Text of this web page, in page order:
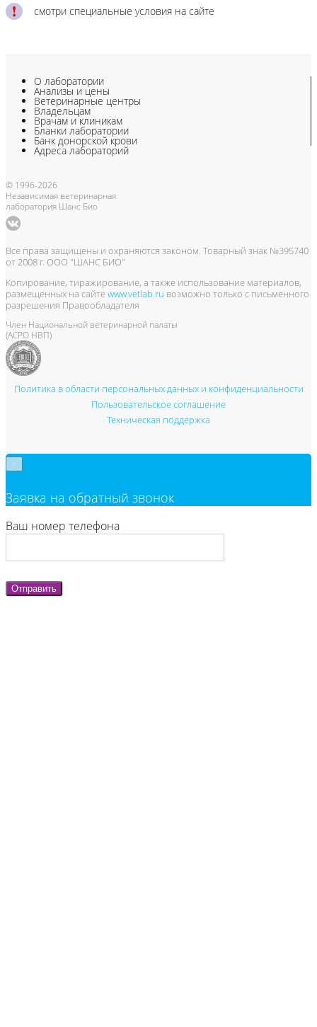
смотри специальные условия на сайте
О лаборатории
Анализы и цены
Ветеринарные центры
Владельцам
Врачам и клиникам
Бланки лаборатории
Банк донорской крови
Адреса лабораторий
© 1996-2026
Независимая ветеринарная
лаборатория Шанс Био
Все права защищены и охраняются законом. Товарный знак №395740
от 2008 г. ООО "ШАНС БИО"
Копирование, тиражирование, а также использование материалов,
размещенных на сайтеwww.vetlab.ru возможно только с письменного
разрешения Правообладателя
Член Национальной ветеринарной палаты
(АСРО НВП)
Политика в области персональных данных и конфиденциальности
Пользовательское соглашение
Техническая поддержка
Заявка на обратный звонок
Ваш номер телефона
Отправить